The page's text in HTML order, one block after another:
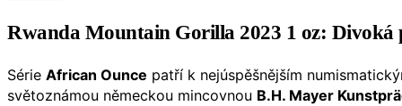
Rwanda Mountain Gorilla 2023 1 oz:
Série African Ounce patří k nejúspěšnějším
světoznámou německou mincovnou B.H. Mayer